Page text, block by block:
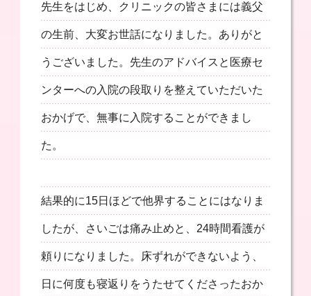
先生をはじめ、クリニックの皆さまには義父
の生前、大変お世話になりました。ありがと
うございました。先生のアドバイスと医療セ
ンターへの入院の段取りを整えていただいた
おかげで、無事に入院することができまし
た。
結果的に15日ほどで他界することにはなりま
したが、さいごは痛み止めと、24時間看護が
頼りになりました。床ずれができないよう、
日に何度も寝返りをうたせてくださったおか